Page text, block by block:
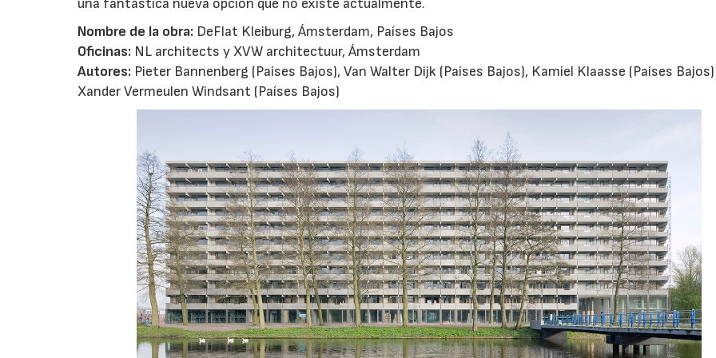
una fantástica nueva opción que no existe actualmente.
Nombre de la obra: DeFlat Kleiburg, Ámsterdam, Países Bajos
Oficinas: NL architects y XVW architectuur, Ámsterdam
Autores: Pieter Bannenberg (Países Bajos), Van Walter Dijk (Países Bajos), Kamiel Klaasse (Países
Xander Vermeulen Windsant (Países Bajos)